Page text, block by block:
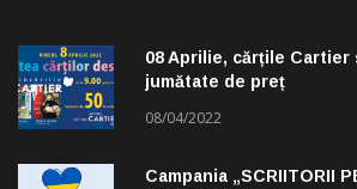
08 Aprilie, cărțile Cartier
jumătate de preț
08/04/2022
Campania „SCRIITORII